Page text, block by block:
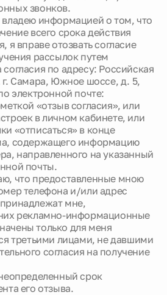
звонков.
информацией о том, что
всего срока действия
я вправе отозвать согласие
рассылок путем
по адресу: Российская
Самара, Южное шоссе, д. 5,
электронной почте:
«отзыв согласия», или
в личном кабинете, или
«отписаться» в конце
содержащего информацию
направленного на указанный
почты.
что предоставленные мною
телефона и/или адрес
мне,
рекламно-информационные
только для меня
третьими лицами, не давшими
согласия на получение
срок
его отзыва.